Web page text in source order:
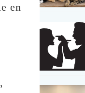
en